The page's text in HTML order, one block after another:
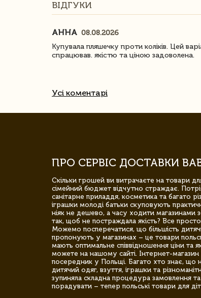
ВІДГУКИ
АННА 08.08.2026
Купувала пляшечку проти коліків. Цей
спрацював. якістю та ціною задоволена.
Усі коментарі
ПРО СЕРВІС ДОСТАВКИ
Скільки грошей ви витрачаєте на товари
сімейний бюджет відчутно страждає.
санітарне приладдя, косметика та багато
іграшки молоді батьки скуповують
ніяк не дешево, а часу ходити магазинами
так, щоб не постраждала якість? Все
Можемо посперечатися, що більшість
пропонують у магазинах – це товари
мають оптимальне співвідношення ціни та
можете на нашому сайті. Інтернет-
посередник у Польщі. Багато хто знає,
дитячий одяг, взуття, іграшки та
зупиняла складна процедура замовлення
порадувати – тепер польські товари для